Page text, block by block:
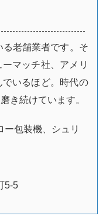
老舗業者です。そ
マッチ社、アメリ
いるほど。時代の
き続けています。
ー包装機、シュリ
5-5